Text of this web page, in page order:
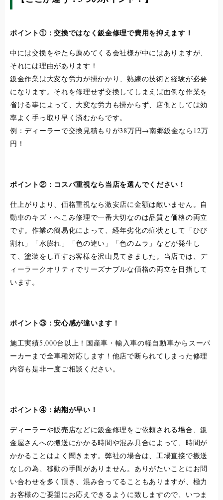
ポイント①：交換ではなく鈑金修理で費用を抑えます！
中には交換をやたら薦めてくる会社様が中にはありますが、
それには理由があります！
鈑金作業は大変な労力が掛かかり、熟練の技術と経験が必要
になります。それを修理せず交換してしまえば面倒な作業を
省ける事によって、大変な労力も掛からず、 店側としては効
率よく手っ取り早く済むからです。
例：ディーラーで交換見積もりが38万円→南郷鈑金なら12万
円！
ポイント②：コスパ重視なら当店を選んでください！
仕上がりより、価格重視なら激安店に金額は敵いません。自
動車のキズ・へこみ修理で一番大切なのは品質と価格の両立
です。作業の簡易化によって、経年劣化の症状として「ひび
割れ」「水膨れ」「色の違い」「色のムラ」などが発生し
て、塗装をし直すお客様を沢山見てきました。当店では、デ
ィーラークオリティでリーズナブルな価格の両立を目指して
います。
ポイント③：安心感が違います！
施工実績5,000台以上！国産車・輸入車の軽自動車からスーパ
ーカーまで全車種対応します！他店で断られてしまった修理
内容も是非一度ご相談ください。
ポイント④：納期が早い！
ディーラーや販売店などに鈑金修理をご依頼される場合、鈑
金屋さんへの搬送にかかる時間や混み具合によって、時間が
かかることはよく聞きます。弊社の場合は、工場直接で搬送
なしの為、移動の手間がありません。ありがたいことにお問
い合わせを多く頂き、混み合ってることもありますが、極力
お客様のご要望にお応えできるように致しますので、いつま